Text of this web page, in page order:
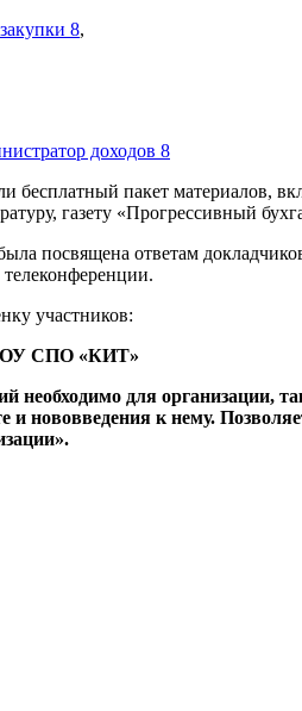
8,
доходов 8
бесплатный пакет материалов,
газету «Прогрессивный
посвящена ответам
участников:
СПО «КИТ»
необходимо для организации,
и нововведения к нему.